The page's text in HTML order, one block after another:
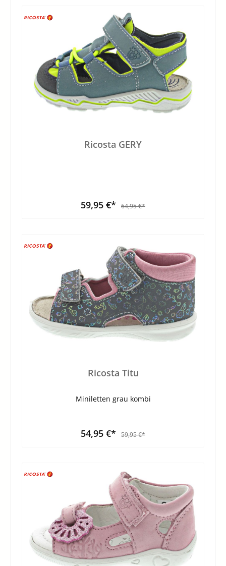
Ricosta GERY
59,95 €* 64,95 €*
Ricosta Titu
Miniletten grau kombi
54,95 €* 59,95 €*